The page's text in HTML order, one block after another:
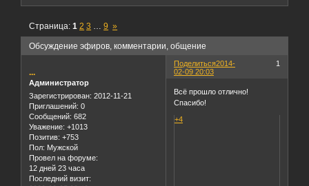
Обсуждение эфиров, комментарии, общение
Страница:1 2 3 … 9 »
Поделиться 1
2014-
02-09 20:03
...
Администратор
Зарегистрирован: 2012-11-21
Приглашений: 0
Сообщений: 682
Уважение: +1013
Позитив: +753
Пол: Мужской
Провел на форуме:
12 дней 23 часа
Последний визит:
Всё прошло отлично!
Спасибо!
+4